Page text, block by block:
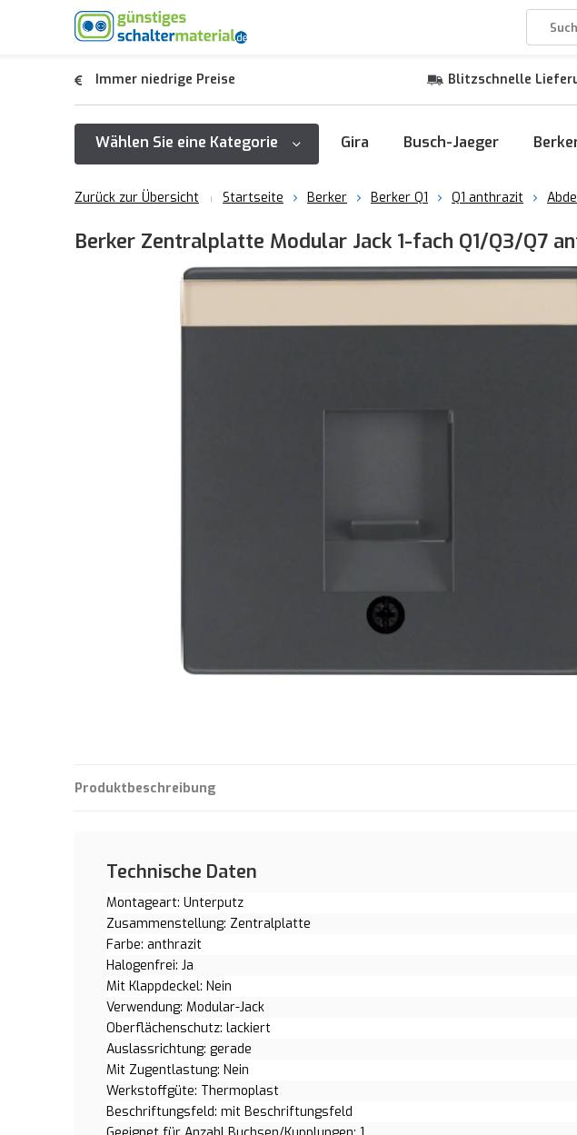
Immer niedrige Preise Blitzschnelle
Wählen Sie eine Kategorie Gira Busch-Jaeger
Zurück zur Übersicht Startseite Berker Berker Q1 Q1 anthrazit
Berker Zentralplatte Modular Jack 1-fach Q1/Q3/Q7
Produktbeschreibung
Technische Daten
Montageart: Unterputz
Zusammenstellung: Zentralplatte
Farbe: anthrazit
Halogenfrei: Ja
Mit Klappdeckel: Nein
Verwendung: Modular-Jack
Oberflächenschutz: lackiert
Auslassrichtung: gerade
Mit Zugentlastung: Nein
Werkstoffgüte: Thermoplast
Beschriftungsfeld: mit Beschriftungsfeld